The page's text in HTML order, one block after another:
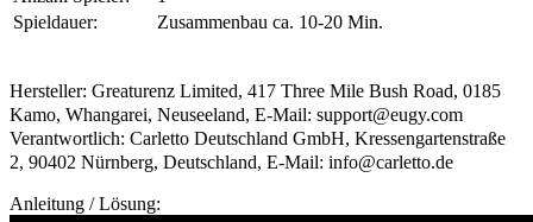
Spieldauer:
Zusammenbau ca. 10-20 Min.
Hersteller: Greaturenz Limited, 417 Three Mile Bush Road, 0185
Kamo, Whangarei, Neuseeland, E-Mail: support@eugy.com
Verantwortlich: Carletto Deutschland GmbH, Kressengartenstraße
2, 90402 Nürnberg, Deutschland, E-Mail: info@carletto.de
Anleitung / Lösung: